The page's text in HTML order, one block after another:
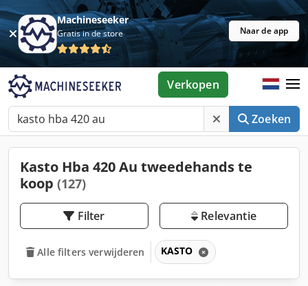
Machineseeker
Gratis in de store Naar de app
Zoeken
Verkopen
Kasto Hba 420 Au tweedehands te
koop (127)
Filter Relevantie
Alle filters verwijderen KASTO